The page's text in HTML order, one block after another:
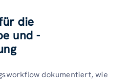
die
und -
dokumentiert, wie